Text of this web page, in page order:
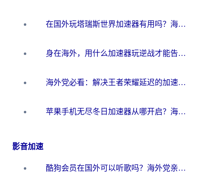
在国外玩塔瑞斯世界加速器有用吗？海外玩家亲测后的真实答案
身在海外，用什么加速器玩逆战才能告别延迟？
海外党必看：解决王者荣耀延迟的加速器终极指南——从EVE到猫和老鼠，一个工具全搞定
苹果手机无尽冬日加速器从哪开启？海外玩家的冬日生存指南
影音加速
酷狗会员在国外可以听歌吗？海外党亲测有效：3步解决音乐权限难题